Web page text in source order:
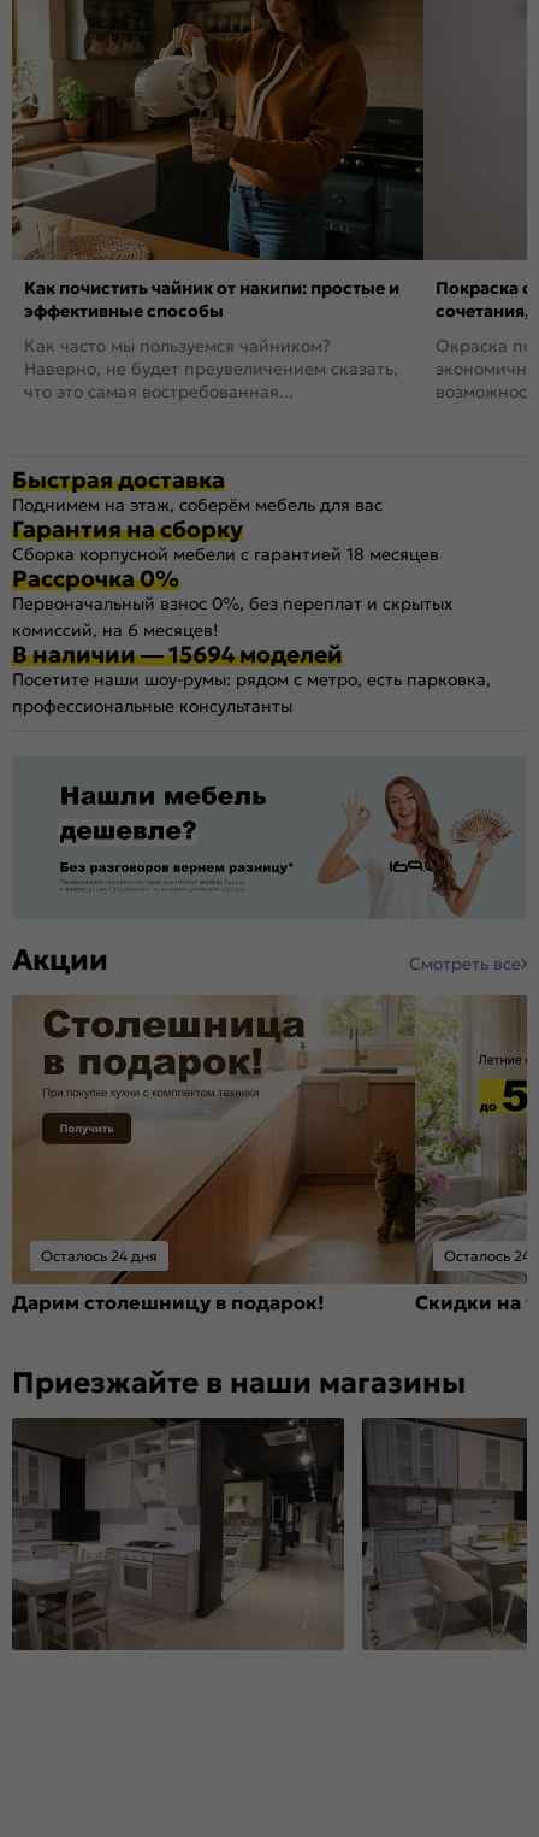
Как почистить чайник от накипи: простые и
эффективные способы
Как часто мы пользуемся чайником?
Наверно, не будет преувеличением сказать,
что это самая востребованная...
Покраска
сочетания,
Окраска
Быстрая доставка
Поднимем на этаж, соберём мебель для вас
Гарантия на сборку
Сборка корпусной мебели с гарантией 18 месяцев
Рассрочка 0%
Первоначальный взнос 0%, без переплат и скрытых
комиссий, на 6 месяцев!
В наличии — 15694 моделей
Посетите наши шоу-румы: рядом с метро, есть парковка,
профессиональные консультанты
Акции Смотреть все
Осталось 24 дня
Дарим столешницу в подарок!
Осталось 24
Скидки на
Приезжайте в наши магазины